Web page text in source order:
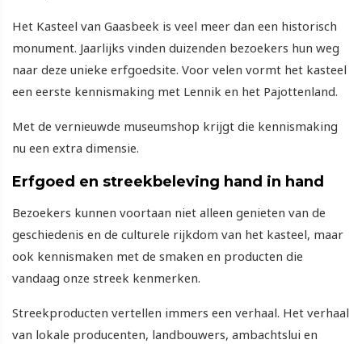
Het Kasteel van Gaasbeek is veel meer dan een historisch
monument. Jaarlijks vinden duizenden bezoekers hun weg
naar deze unieke erfgoedsite. Voor velen vormt het kasteel
een eerste kennismaking met Lennik en het Pajottenland.
Met de vernieuwde museumshop krijgt die kennismaking
nu een extra dimensie.
Erfgoed en streekbeleving hand in hand
Bezoekers kunnen voortaan niet alleen genieten van de
geschiedenis en de culturele rijkdom van het kasteel, maar
ook kennismaken met de smaken en producten die
vandaag onze streek kenmerken.
Streekproducten vertellen immers een verhaal. Het verhaal
van lokale producenten, landbouwers, ambachtslui en